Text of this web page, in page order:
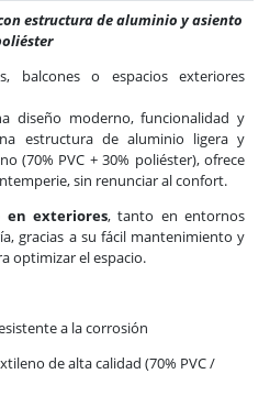
estructura de aluminio y asiento
balcones o espacios exteriores
diseño moderno, funcionalidad y
estructura de aluminio ligera y
(70% PVC + 30% poliéster), ofrece
sin renunciar al confort.
en exteriores, tanto en entornos
gracias a su fácil mantenimiento y
optimizar el espacio.
a la corrosión
de alta calidad (70% PVC /